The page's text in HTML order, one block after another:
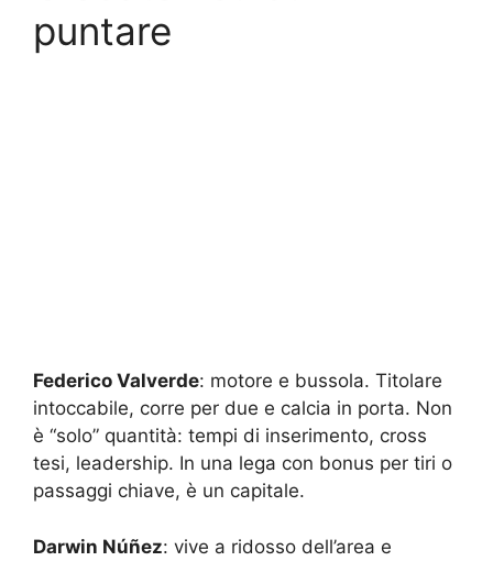
puntare
Federico Valverde: motore e bussola. Titolare
intoccabile, corre per due e calcia in porta. Non
è “solo” quantità: tempi di inserimento, cross
tesi, leadership. In una lega con bonus per tiri o
passaggi chiave, è un capitale.
Darwin Núñez: vive a ridosso dell’area e